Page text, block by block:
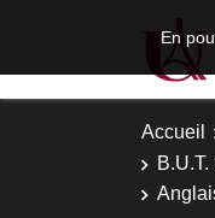
En
Accueil